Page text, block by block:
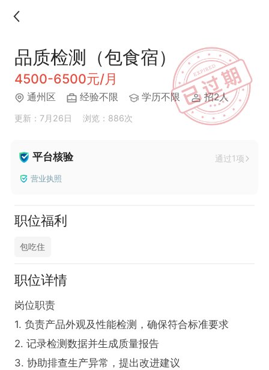
品质检测（包食宿）
4500-6500元/月
通州区 经验不限 学历不限 招2人
更新：7月26日 浏览：886次
平台核验 通过1项
营业执照
职位福利
包吃住
职位详情
岗位职责
1. 负责产品外观及性能检测，确保符合标准要求
2. 记录检测数据并生成质量报告
3. 协助排查生产异常，提出改进建议